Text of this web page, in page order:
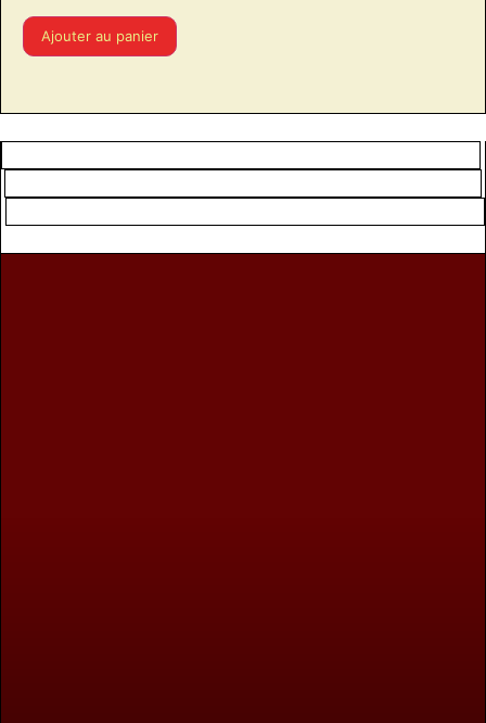
Ajouter au panier